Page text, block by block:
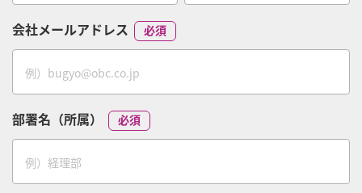
会社メールアドレス
部署名（所属）